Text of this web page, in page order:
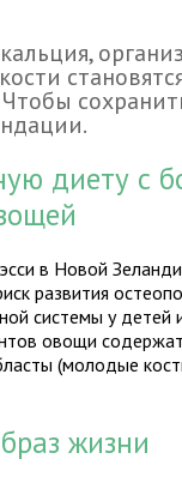
диету с
в Новой
развития
системы у детей
овощи
(молодые
жизни